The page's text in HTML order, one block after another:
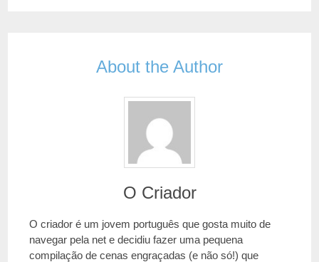
About the Author
O Criador
O criador é um jovem português que gosta muito de
navegar pela net e decidiu fazer uma pequena
compilação de cenas engraçadas (e não só!) que